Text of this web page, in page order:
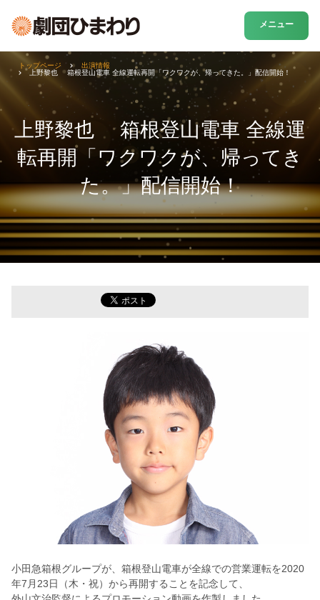
メニュー
上野黎也 箱根登山電車 全線運
転再開「ワクワクが、帰ってき
た。」配信開始！
トップページ
出演情報
上野黎也 箱根登山電車 全線運転再開「ワクワクが、帰ってきた。」配信開始！
小田急箱根グループが、箱根登山電車が全線での営業運転を2020
年7月23日（木・祝）から再開することを記念して、